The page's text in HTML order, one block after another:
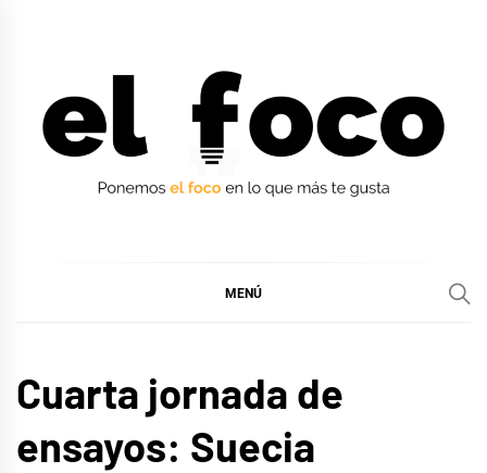
MENÚ
Cuarta jornada de
ensayos: Suecia